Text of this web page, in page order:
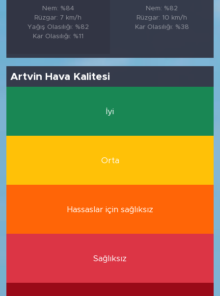
Nem: %84
Rüzgar: 7 km/h
Yağış Olasılığı: %82
Kar Olasılığı: %11
Nem: %82
Rüzgar: 10 km/h
Kar Olasılığı: %38
Artvin Hava Kalitesi
İyi
Orta
Hassaslar için sağlıksız
Sağlıksız